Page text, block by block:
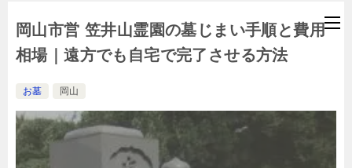
岡山市営 笠井山霊園の墓じまい手順と費用
相場｜遠方でも自宅で完了させる方法
お墓 岡山